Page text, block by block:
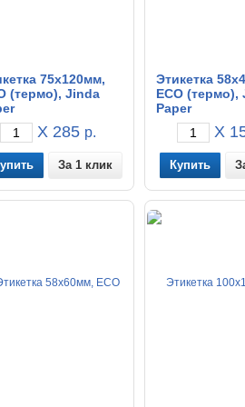
75x120мм,
(термо), Jinda
X 285 р.
За 1 клик
Этикетка
ECO (термо),
Paper
X